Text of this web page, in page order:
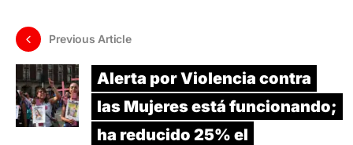
Previous Article
Alerta por Violencia contra
las Mujeres está funcionando;
ha reducido 25% el